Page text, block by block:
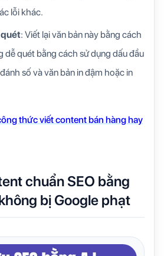
lỗi khác.
quét: Viết lại văn bản này bằng cách
dễ quét bằng cách sử dụng dấu đầu
số và văn bản in đậm hoặc in
thức viết content bán hàng hay
chuẩn SEO bằng
bị Google phạt